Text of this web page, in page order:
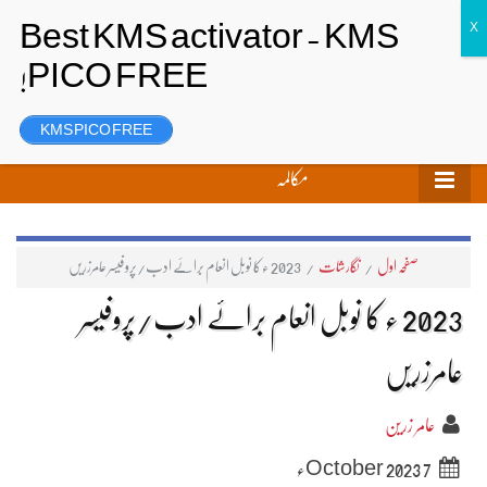
رجسٹر
مکالمہ
صفحہ اول / نگارشات / 2023 ء کا نوبل انعام برائے ادب/پروفیسر عامرزریں
2023 ء کا نوبل انعام برائے ادب/پروفیسر
عامرزریں
عامر زرین
7 October 2023ء
KMS PICO FREE